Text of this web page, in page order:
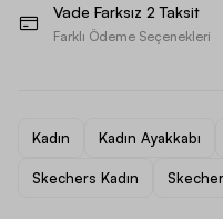
Vade Farksız 2 Taksit
Farklı Ödeme Seçenekleri
Kadın Kadın Ayakkabı
Skechers Kadın